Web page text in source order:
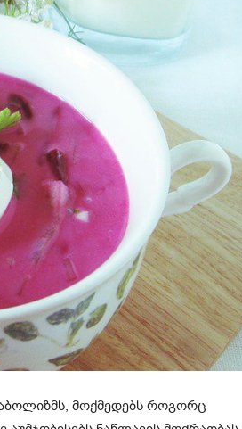
მოქმედებს როგორც